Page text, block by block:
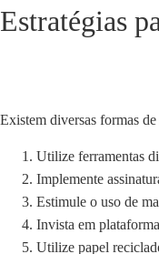
Estratégias
Existem diversas formas
Utilize ferramentas
Implemente
Estimule o uso de
Invista em
Utilize papel